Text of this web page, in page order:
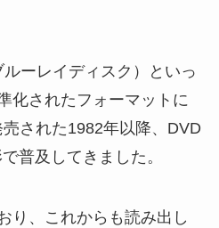
ー用紙はどこで売ってる？コ
ニやドラッグストアで買え
どこが安い？
ーレイディスク）といっ
化されたフォーマットに
された1982年以降、DVD
普及してきました。
り、これからも読み出し